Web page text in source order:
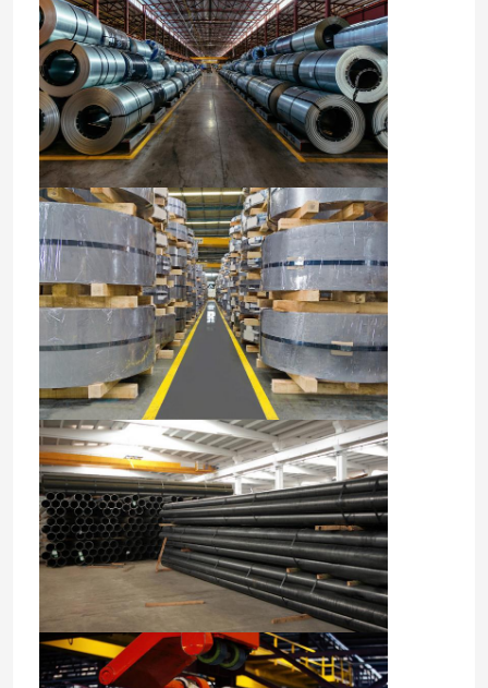
공장 여행
품질 관리
연락주세요
뉴스
인용문을 요구하세요
스테인레스 강 라운드 튜브
스테인레스 강 플레이트 시트
스테인리스강 코일
SS 스퀘어 튜브
이음새가 없는 스테인리스강관